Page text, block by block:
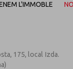
L'IMMOBLE
175, local Izda.